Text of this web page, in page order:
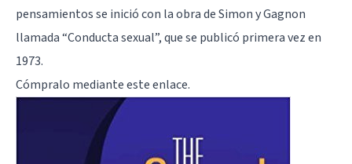
pensamientos se inició con la obra de Simon y Gagnon
llamada “Conducta sexual”, que se publicó primera vez en
1973.
Cómpralo medianteeste enlace.